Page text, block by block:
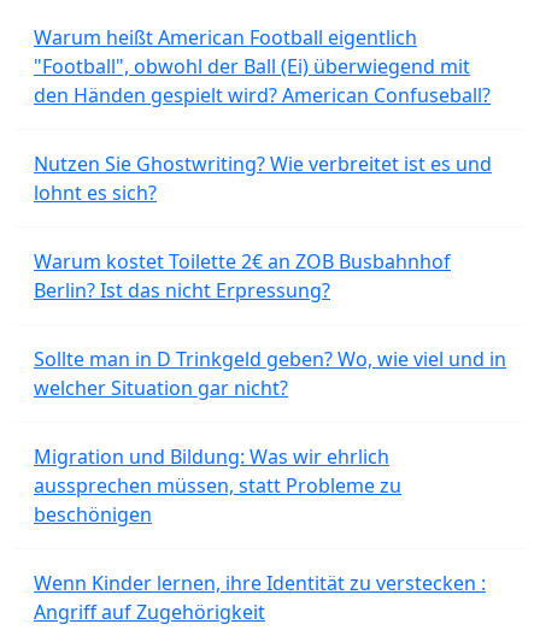
Warum heißt American Football eigentlich
"Football", obwohl der Ball (Ei) überwiegend mit
den Händen gespielt wird? American Confuseball?
Nutzen Sie Ghostwriting? Wie verbreitet ist es und
lohnt es sich?
Warum kostet Toilette 2€ an ZOB Busbahnhof
Berlin? Ist das nicht Erpressung?
Sollte man in D Trinkgeld geben? Wo, wie viel und in
welcher Situation gar nicht?
Migration und Bildung: Was wir ehrlich
aussprechen müssen, statt Probleme zu
beschönigen
Wenn Kinder lernen, ihre Identität zu verstecken :
Angriff auf Zugehörigkeit